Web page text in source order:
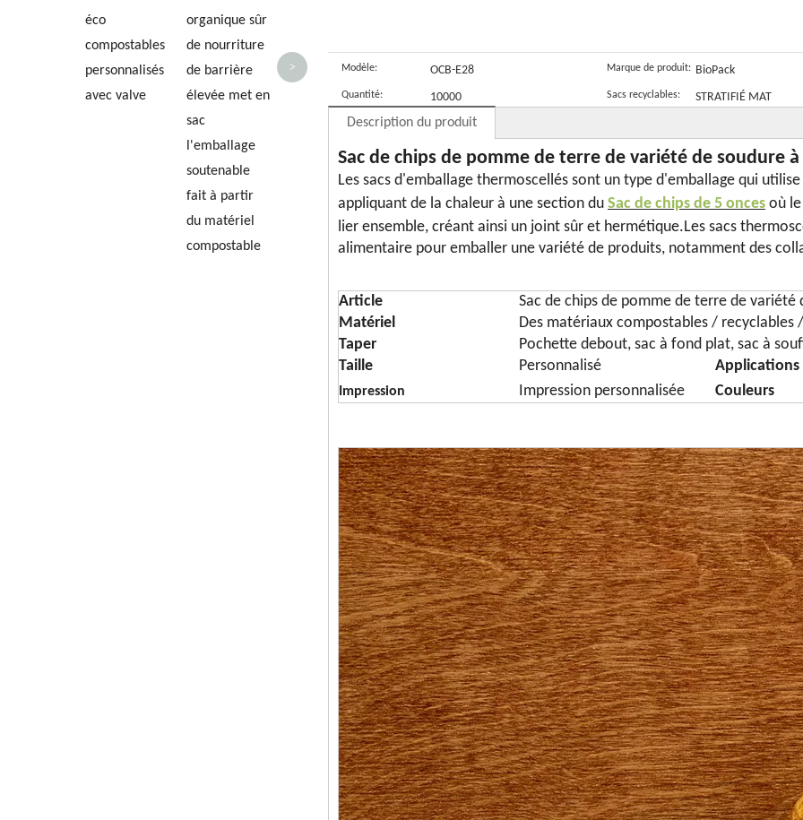
éco
compostables
personnalisés
avec valve
organique sûr
de nourriture
de barrière
élevée met en
sac
l'emballage
soutenable
fait à partir
du matériel
compostable
sachets de thé
> Modèle: OCB-E28 Marque de produit: BioPack
Quantité: 10000 Sacs recyclables: STRATIFIÉ MAT
Description du produit
Sac de chips de pomme de terre de variété de soudure
Les sacs d'emballage thermoscellés sont un type d'emballage qui
appliquant de la chaleur à une section du Sac de chips de 5 onces où
lier ensemble, créant ainsi un joint sûr et hermétique.Les sacs
alimentaire pour emballer une variété de produits, notamment des
Article
Sac de chips de pomme de terre de
Matériel
Des matériaux compostables /
Taper
Pochette debout, sac à fond plat, sac à
Taille
Personnalisé Applications
Impression Impression personnalisée Couleurs